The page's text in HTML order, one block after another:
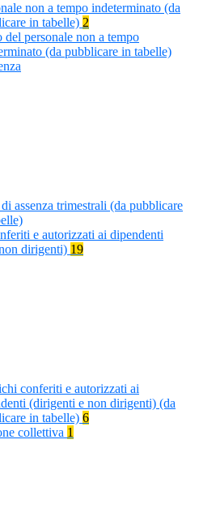
non a tempo indeterminato (da
in tabelle) 2
del personale non a tempo
(da pubblicare in tabelle)
assenza trimestrali (da pubblicare
e autorizzati ai dipendenti
dirigenti) 19
conferiti e autorizzati ai
(dirigenti e non dirigenti) (da
in tabelle) 6
collettiva 1